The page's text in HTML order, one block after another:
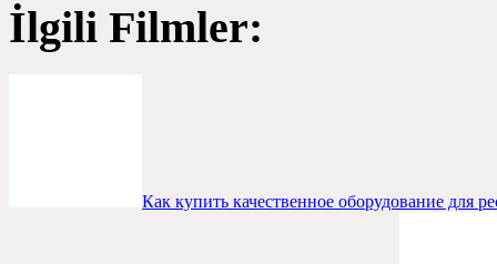
İlgili Filmler:
Как купить качественное оборудование для